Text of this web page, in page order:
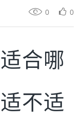
0 0
合哪
不适